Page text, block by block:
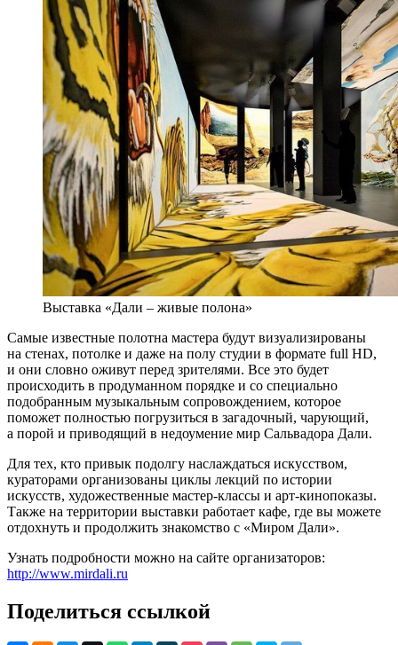
Выставка «Дали – живые полона»
Самые известные полотна мастера будут визуализированы
на стенах, потолке и даже на полу студии в формате full HD,
и они словно оживут перед зрителями. Все это будет
происходить в продуманном порядке и со специально
подобранным музыкальным сопровождением, которое
поможет полностью погрузиться в загадочный, чарующий,
а порой и приводящий в недоумение мир Сальвадора Дали.
Для тех, кто привык подолгу наслаждаться искусством,
кураторами организованы циклы лекций по истории
искусств, художественные мастер-классы и арт-кинопоказы.
Также на территории выставки работает кафе, где вы можете
отдохнуть и продолжить знакомство с «Миром Дали».
Узнать подробности можно на сайте организаторов:
http://www.mirdali.ru
Поделиться ссылкой